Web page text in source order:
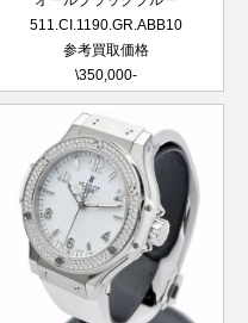
511.CI.1190.GR.ABB10
参考買取価格
\350,000-